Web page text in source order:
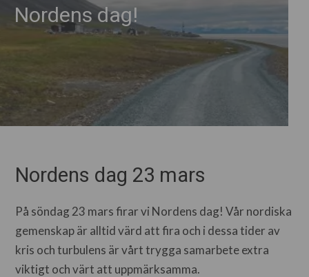
Nordens dag!
Nordens dag 23 mars
På söndag 23 mars firar vi Nordens dag! Vår nordiska
gemenskap är alltid värd att fira och i dessa tider av
kris och turbulens är vårt trygga samarbete extra
viktigt och värt att uppmärksamma.